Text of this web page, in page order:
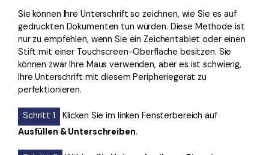
Sie können Ihre Unterschrift so zeichnen, wie Sie es auf
gedruckten Dokumenten tun würden. Diese Methode ist
nur zu empfehlen, wenn Sie ein Zeichentablet oder einen
Stift mit einer Touchscreen-Oberfläche besitzen. Sie
können zwar Ihre Maus verwenden, aber es ist schwierig,
Ihre Unterschrift mit diesem Peripheriegerät zu
perfektionieren.
Schritt 1
Klicken Sie im linken Fensterbereich auf
Ausfüllen & Unterschreiben.